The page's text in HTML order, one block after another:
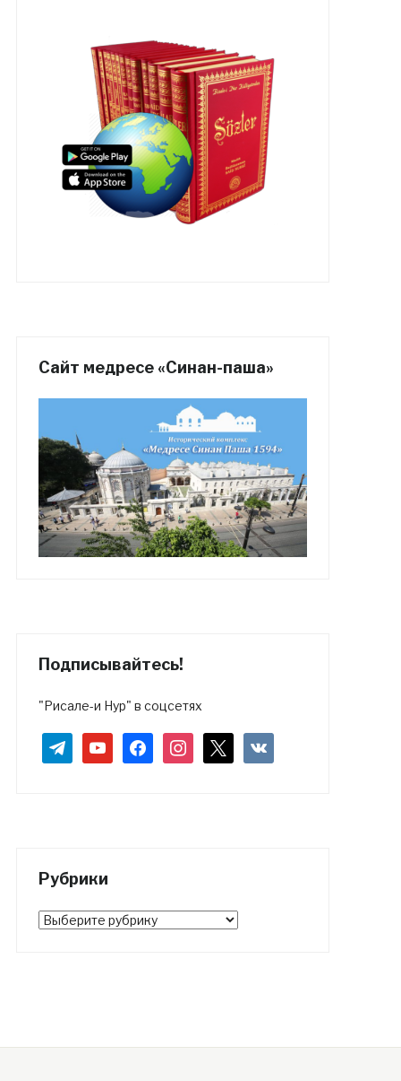
Сайт медресе «Синан-паша»
Подписывайтесь!
"Рисале-и Нур" в соцсетях
telegramyoutubefacebookinstagram vkontakte
Рубрики
Рубрики